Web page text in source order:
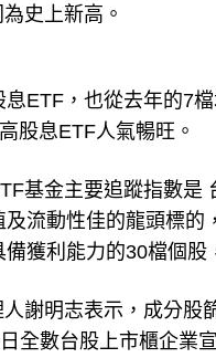
股息ETF人氣暢旺。
流動性佳的龍頭標
獲利能力的30檔個股
全數台股上市櫃企業
整。